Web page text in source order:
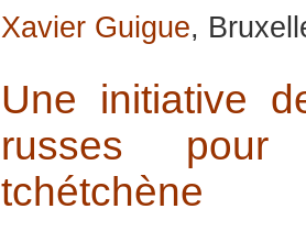
Xavier Guigue,
Une initiative
russes
tchétchène